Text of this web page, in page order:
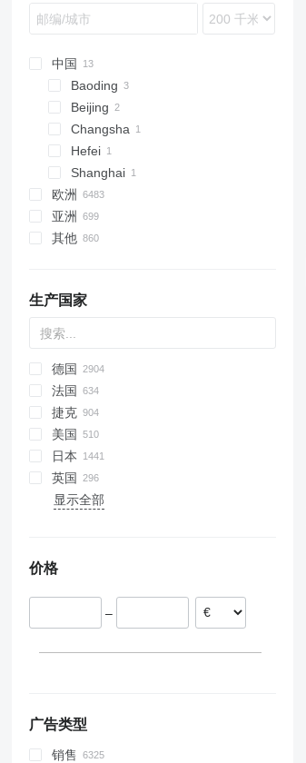
Mondeo
Mustang
Puma
Ranger
S-MAX
Territory
Tourneo
Transit
Venga
XCeed
GLC
GLE-Class
GLK-Class
GLS
ML
Maybach
R-Class
S-Class
SL-Class
SLK-Class
Sprinter
Vito
Primastar
Qashqai
Serena
Skyline
Versa
X-Trail
Zafira
Landtrek
Partner
Rifter
Traveller
Trafic
Twingo
Zoe
Vitara
Highlander
Hilux
Kluger
Land Cruiser
Mega Cruiser
Noah
Premio
Prius
Proace
RAV4
SW4
Tacoma
Tundra
Vellfire
Verso
Yaris
Multivan
Nivus
Passat
Polo
Sharan
T-Cross
T-Roc
Taigo
Tayron
Tiguan
Touareg
Up
Vento
Virtus
Scala
Spaceback
Superb
Yeti
中国
Baoding
Beijing
Changsha
Hefei
Shanghai
欧洲
荷兰
捷克
波兰
英国
显示全部
亚洲
日本
塔吉克斯坦
哈萨克斯坦
其他
摩尔多瓦
生产国家
德国
法国
捷克
美国
日本
英国
显示全部
价格
–
广告类型
销售